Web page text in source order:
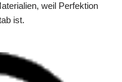
weil Perfektion
ist.